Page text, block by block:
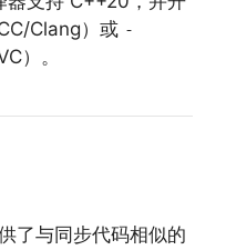
Clang）或 -
）。
了与同步代码相似的